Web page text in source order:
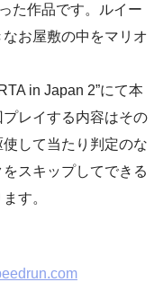
た作品です。ルイー
お屋敷の中をマリオ
in Japan 2”にて本
レイする内容はその
して当たり判定のな
スキップしてできる
す。